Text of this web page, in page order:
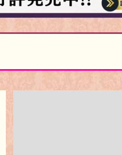
9:55
有働由美子の健康案内
こそ気をつけたい腰痛!
10:10
じゅん散歩